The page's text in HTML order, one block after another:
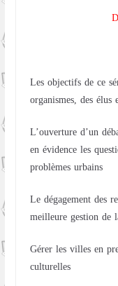
Les objectifs de ce
organismes, des
L’ouverture d’un
en évidence les
problèmes urbains
Le dégagement des
meilleure gestion de
Gérer les villes en
culturelles